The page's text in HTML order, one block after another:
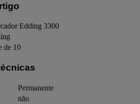
Edding 3300
de 10
Permanente
não